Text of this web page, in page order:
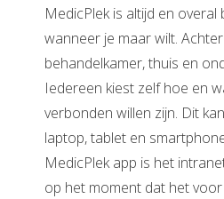
MedicPlek is altijd en
wanneer je maar wilt.
behandelkamer, thuis en
Iedereen kiest zelf hoe en
verbonden willen zijn. Dit
laptop, tablet en
MedicPlek app is het
op het moment dat het